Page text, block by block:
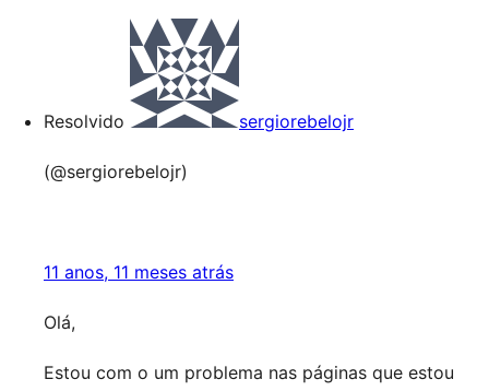
Resolvido sergiorebelojr
(@sergiorebelojr)
11 anos, 11 meses atrás
Olá,
Estou com o um problema nas páginas que estou